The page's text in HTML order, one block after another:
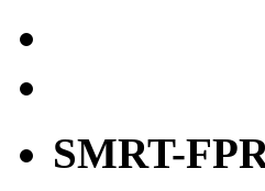
SMRT-